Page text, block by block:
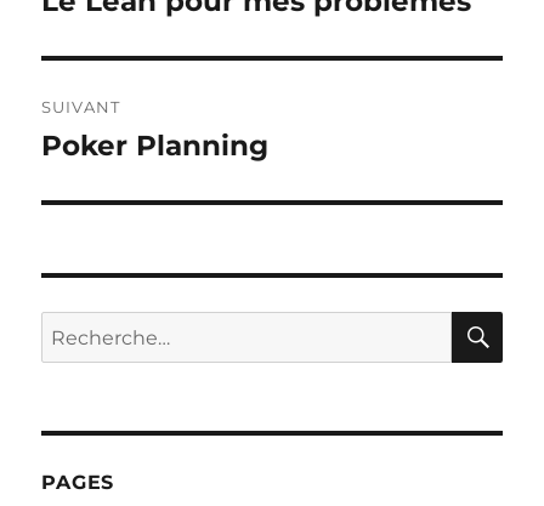
SUIVANT
Publication
Poker Planning
Recherche
pour :
PAGES